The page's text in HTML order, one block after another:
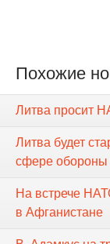
Похожие
Литва просит
Литва будет
сфере обороны
На встрече
в Афганистане